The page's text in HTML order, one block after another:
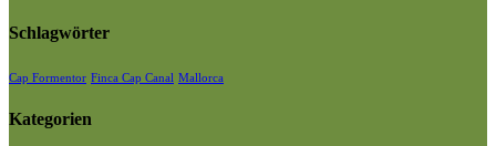
Schlagwörter
Cap Formentor Finca Cap Canal Mallorca
Kategorien